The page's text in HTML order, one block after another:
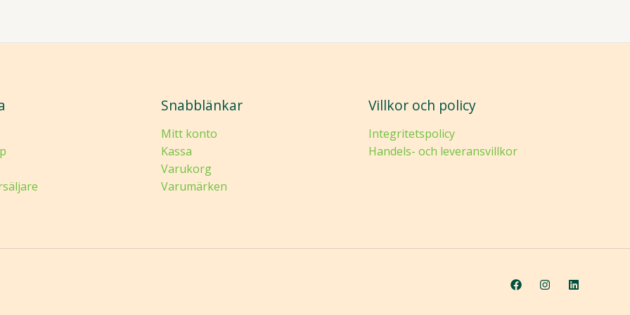
Snabblänkar
Mitt konto
Kassa
Varukorg
Varumärken
Villkor och policy
Integritetspolicy
Handels- och leveransvillkor